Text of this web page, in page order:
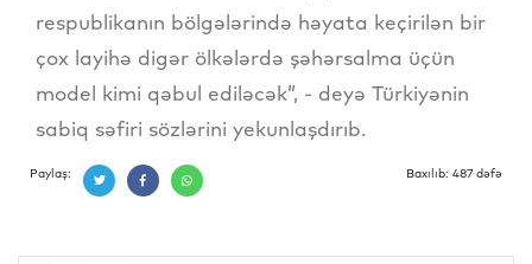
respublikanın bölgələrində həyata keçirilən bir
çox layihə digər ölkələrdə şəhərsalma üçün
model kimi qəbul ediləcək”, - deyə Türkiyənin
sabiq səfiri sözlərini yekunlaşdırıb.
Paylaş: Baxılıb: 487 dəfə